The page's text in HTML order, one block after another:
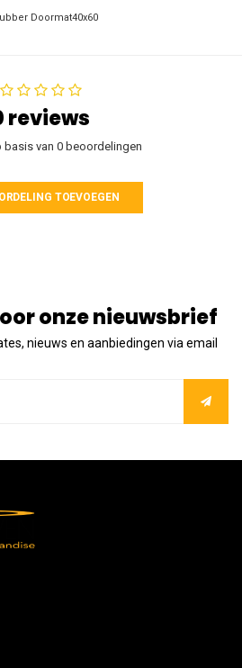
Doormat40x60
reviews
basis van 0 beoordelingen
TOEVOEGEN
onze nieuwsbrief
nieuws en aanbiedingen via email